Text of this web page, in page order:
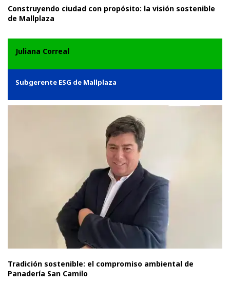
Construyendo ciudad con propósito: la visión sostenible
de Mallplaza
Juliana Correal
Subgerente ESG de Mallplaza
Tradición sostenible: el compromiso ambiental de
Panadería San Camilo